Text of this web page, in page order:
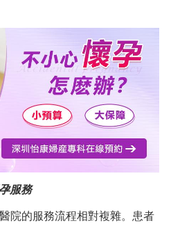
服務
院的服務流程相對複雜。患者